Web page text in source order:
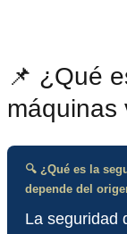
📌 ¿Qué
máquinas
🔍 ¿Qué es la
depende del
La seguridad